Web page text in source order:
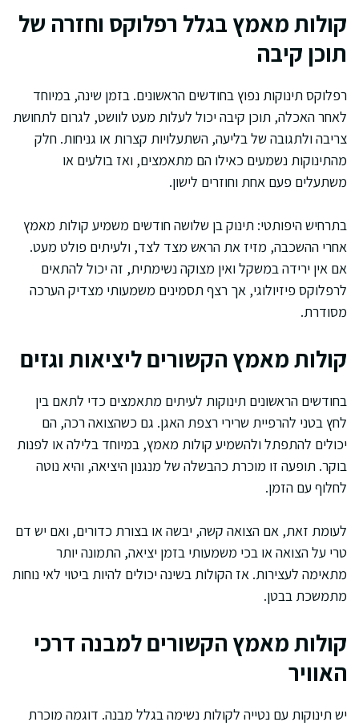
קולות מאמץ בגלל רפלוקס וחזרה של
תוכן קיבה
רפלוקס תינוקות נפוץ בחודשים הראשונים. בזמן שינה, במיוחד
לאחר האכלה, תוכן קיבה יכול לעלות מעט לוושט, לגרום לתחושת
צריבה ולתגובה של בליעה, השתעלויות קצרות או גניחות. חלק
מהתינוקות נשמעים כאילו הם מתאמצים, ואז בולעים או
משתעלים פעם אחת וחוזרים לישון.
בתרחיש היפותטי: תינוק בן שלושה חודשים משמיע קולות מאמץ
אחרי ההשכבה, מזיז את הראש מצד לצד, ולעיתים פולט מעט.
אם אין ירידה במשקל ואין מצוקה נשימתית, זה יכול להתאים
לרפלוקס פיזיולוגי, אך רצף תסמינים משמעותי מצדיק הערכה
מסודרת.
קולות מאמץ הקשורים ליציאות וגזים
בחודשים הראשונים תינוקות לעיתים מתאמצים כדי לתאם בין
לחץ בטני להרפיית שרירי רצפת האגן. גם כשהצואה רכה, הם
יכולים להתפתל ולהשמיע קולות מאמץ, במיוחד בלילה או לפנות
בוקר. תופעה זו מוכרת כהבשלה של מנגנון היציאה, והיא נוטה
לחלוף עם הזמן.
לעומת זאת, אם הצואה קשה, יבשה או בצורת כדורים, ואם יש דם
טרי על הצואה או בכי משמעותי בזמן יציאה, התמונה יותר
מתאימה לעצירות. אז הקולות בשינה יכולים להיות ביטוי לאי נוחות
מתמשכת בבטן.
קולות מאמץ הקשורים למבנה דרכי
האוויר
יש תינוקות עם נטייה לקולות נשימה בגלל מבנה. דוגמה מוכרת